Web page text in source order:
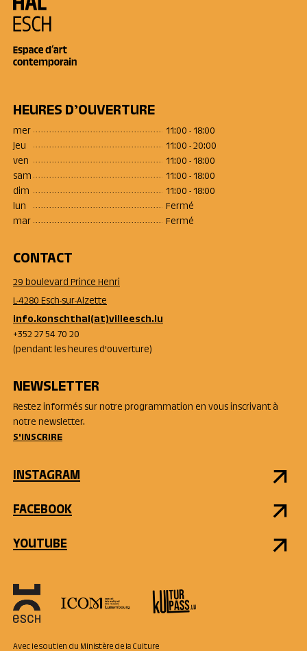
HEURES D’OUVERTURE
mer
11:00 - 18:00
jeu
11:00 - 20:00
ven
11:00 - 18:00
sam
11:00 - 18:00
dim
11:00 - 18:00
lun
Fermé
mar
Fermé
CONTACT
29 boulevard Prince Henri
L-4280 Esch-sur-Alzette
info.konschthal(at)villeesch.lu
+352 27 54 70 20
(pendant les heures d'ouverture)
NEWSLETTER
Restez informés sur notre programmation en vous inscrivant à
notre newsletter.
S'INSCRIRE
INSTAGRAM
FACEBOOK
YOUTUBE
Avec le soutien du Ministère de la Culture